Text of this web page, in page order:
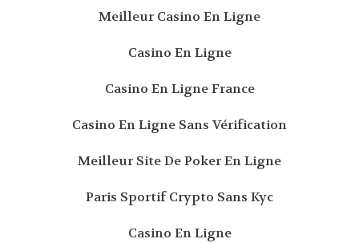
Meilleur Casino En Ligne
Casino En Ligne
Casino En Ligne France
Casino En Ligne Sans Vérification
Meilleur Site De Poker En Ligne
Paris Sportif Crypto Sans Kyc
Casino En Ligne